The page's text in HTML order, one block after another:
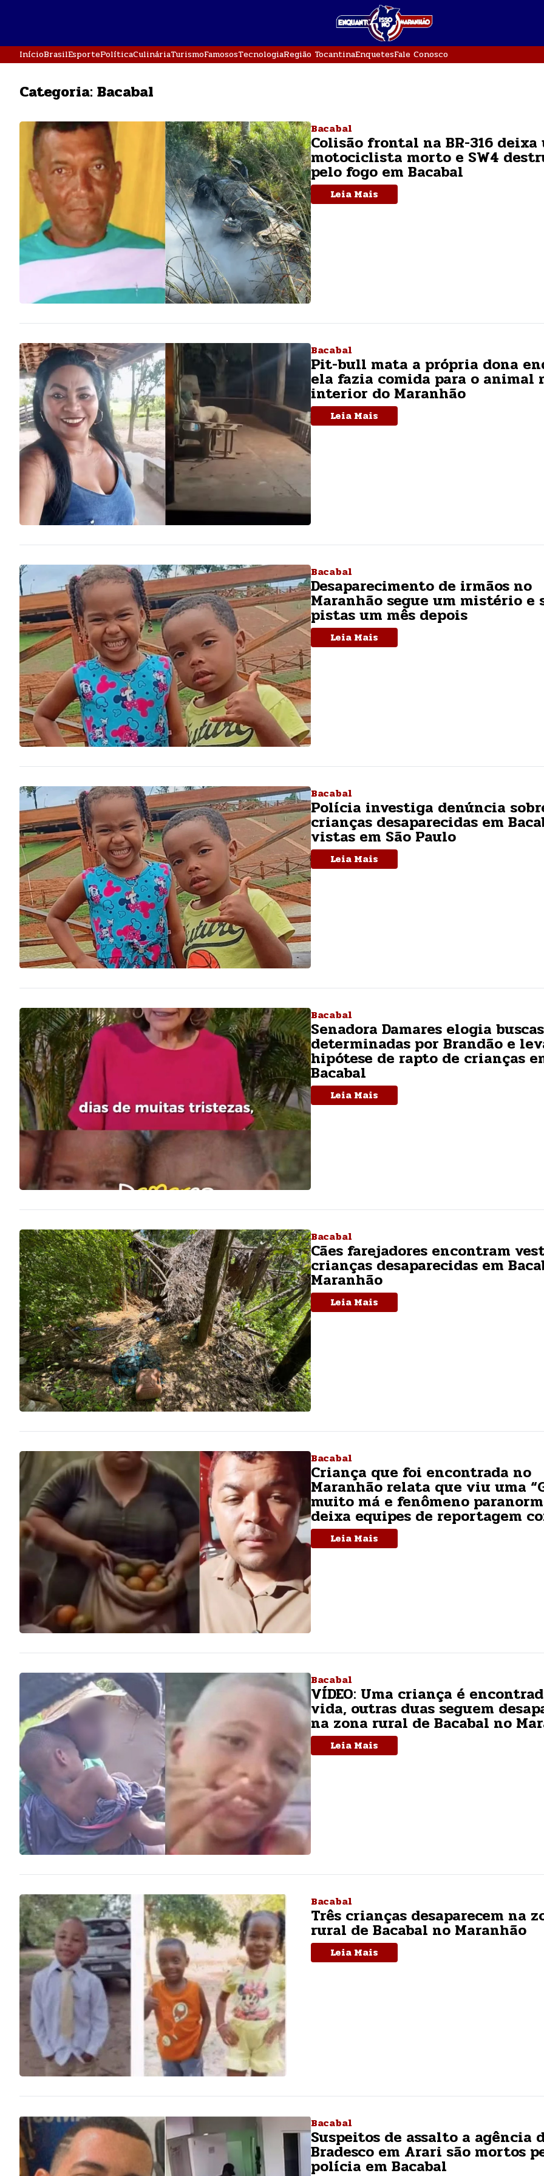
InícioBrasilEsportePolíticaCulináriaTurismoFamososTecnologiaRegião TocantinaEnquetesFale Conosco
Categoria: Bacabal
Bacabal
Colisão frontal na BR-316 deixa
motociclista morto e SW4
pelo fogo em Bacabal
Leia Mais
Bacabal
Pit-bull mata a própria dona
ela fazia comida para o animal
interior do Maranhão
Leia Mais
Bacabal
Desaparecimento de irmãos no
Maranhão segue um mistério e
pistas um mês depois
Leia Mais
Bacabal
Polícia investiga denúncia
crianças desaparecidas em
vistas em São Paulo
Leia Mais
Bacabal
Senadora Damares elogia buscas
determinadas por Brandão e
hipótese de rapto de crianças
Bacabal
Leia Mais
Bacabal
Cães farejadores encontram
crianças desaparecidas em
Maranhão
Leia Mais
Bacabal
Criança que foi encontrada no
Maranhão relata que viu uma
muito má e fenômeno
deixa equipes de reportagem
Leia Mais
Bacabal
VÍDEO: Uma criança é
vida, outras duas seguem
na zona rural de Bacabal no
Leia Mais
Bacabal
Três crianças desaparecem na
rural de Bacabal no Maranhão
Leia Mais
Bacabal
Suspeitos de assalto a agência
Bradesco em Arari são mortos
polícia em Bacabal